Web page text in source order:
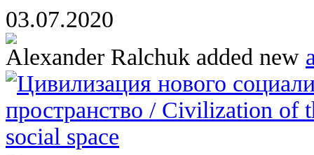
03.07.2020
Alexander Ralchuk added new
Цивилизация нового
пространство / Civilization of
social space